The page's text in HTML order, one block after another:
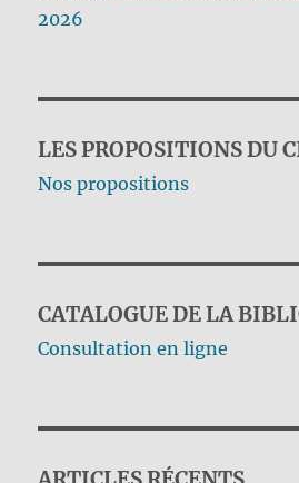
2026
LES PROPOSITIONS DU
Nos propositions
CATALOGUE DE LA
Consultation en ligne